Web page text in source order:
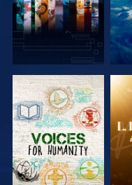
UTFORSKA
SERIEN